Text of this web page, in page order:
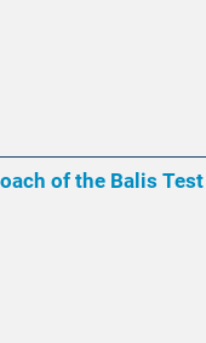
of the Balis Test